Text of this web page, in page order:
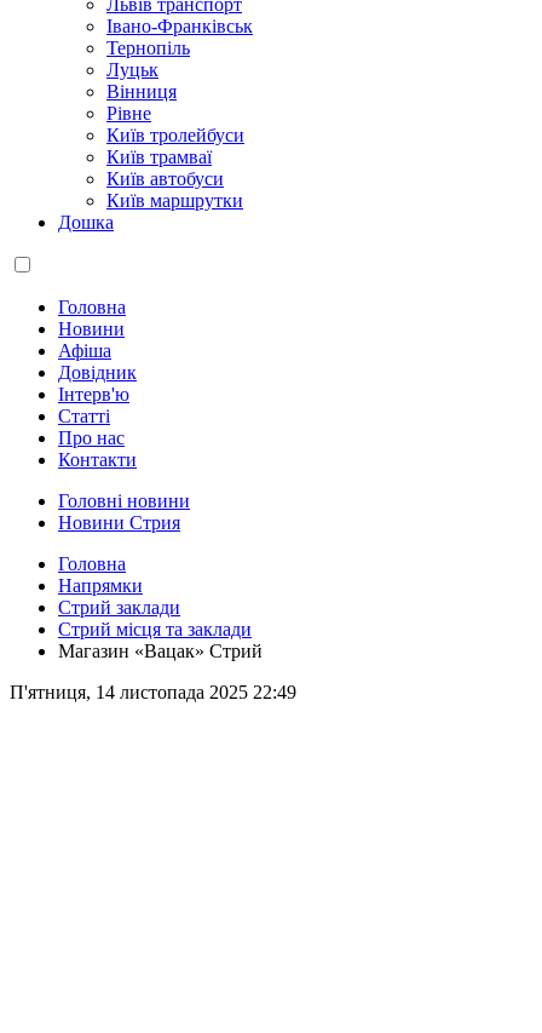
Львів транспорт
Івано-Франківськ
Тернопіль
Луцьк
Вінниця
Рівне
Київ тролейбуси
Київ трамваї
Київ автобуси
Київ маршрутки
Дошка
Головна
Новини
Афіша
Довідник
Інтерв'ю
Статті
Про нас
Контакти
Головні новини
Новини Стрия
Головна
Напрямки
Стрий заклади
Стрий місця та заклади
Магазин «Вацак» Стрий
П'ятниця, 14 листопада 2025 22:49